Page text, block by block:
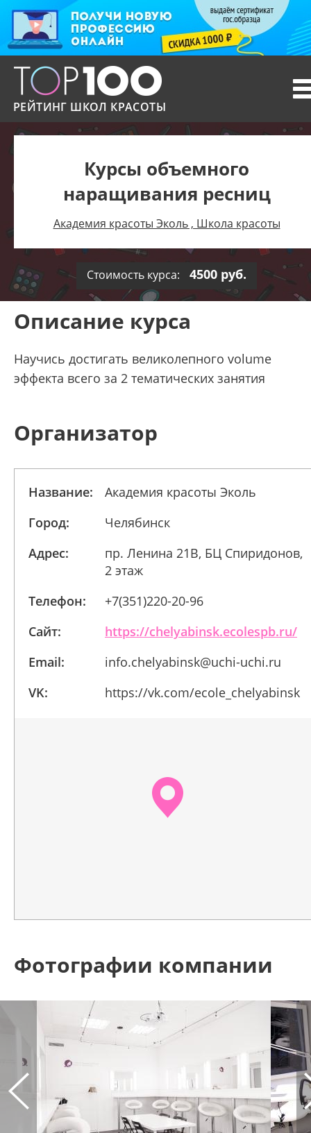
РЕЙТИНГ ШКОЛ КРАСОТЫ
Курсы объемного
наращивания ресниц
Академия красоты Эколь , Школа красоты
Стоимость курса: 4500 руб.
Описание курса
Научись достигать великолепного volume
эффекта всего за 2 тематических занятия
Организатор
Название:
Академия красоты Эколь
Город:
Челябинск
Адрес:
пр. Ленина 21В, БЦ Спиридонов,
2 этаж
Телефон:
+7(351)220-20-96
Сайт:
https://chelyabinsk.ecolespb.ru/
Email:
info.chelyabinsk@uchi-uchi.ru
VK:
https://vk.com/ecole_chelyabinsk
Фотографии компании